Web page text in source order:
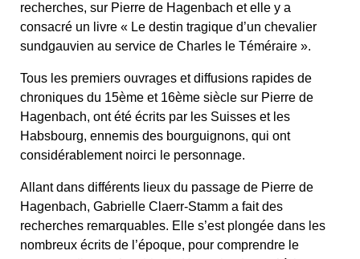
recherches, sur Pierre de Hagenbach et elle y a
consacré un livre « Le destin tragique d’un chevalier
sundgauvien au service de Charles le Téméraire ».
Tous les premiers ouvrages et diffusions rapides de
chroniques du 15ème et 16ème siècle sur Pierre de
Hagenbach, ont été écrits par les Suisses et les
Habsbourg, ennemis des bourguignons, qui ont
considérablement noirci le personnage.
Allant dans différents lieux du passage de Pierre de
Hagenbach, Gabrielle Claerr-Stamm a fait des
recherches remarquables. Elle s’est plongée dans les
nombreux écrits de l’époque, pour comprendre le